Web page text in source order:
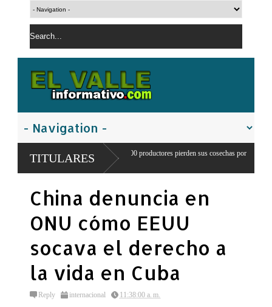
TITULARES
Juancho: 300 productores pierden sus cosechas por
Comandante del
China denuncia en
ONU cómo EEUU
socava el derecho a
la vida en Cuba
Reply internacional 11:38:00 a. m.